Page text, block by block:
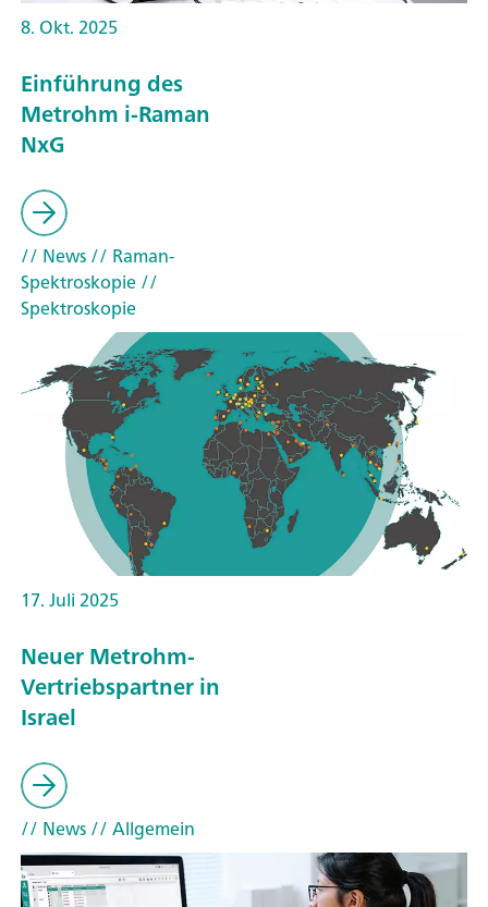
8. Okt. 2025
Einführung des
Metrohm i-Raman
NxG
// News// Raman-
Spektroskopie//
Spektroskopie
17. Juli 2025
Neuer Metrohm-
Vertriebspartner in
Israel
// News// Allgemein